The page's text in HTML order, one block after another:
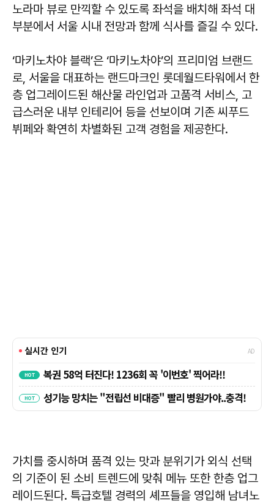
노라마 뷰로 만끽할 수 있도록 좌석을 배치해 좌석 대
부분에서 서울 시내 전망과 함께 식사를 즐길 수 있다.
‘마키노차야 블랙’은 ‘마키노차야’의 프리미엄 브랜드
로, 서울을 대표하는 랜드마크인 롯데월드타워에서 한
층 업그레이드된 해산물 라인업과 고품격 서비스, 고
급스러운 내부 인테리어 등을 선보이며 기존 씨푸드
뷔페와 확연히 차별화된 고객 경험을 제공한다.
가치를 중시하며 품격 있는 맛과 분위기가 외식 선택
의 기준이 된 소비 트렌드에 맞춰 메뉴 또한 한층 업그
레이드된다. 특급호텔 경력의 셰프들을 영입해 남녀노